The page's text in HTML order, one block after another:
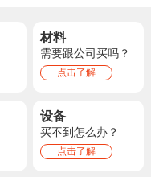
材料
需要跟公司买吗？
点击了解
设备
买不到怎么办？
点击了解